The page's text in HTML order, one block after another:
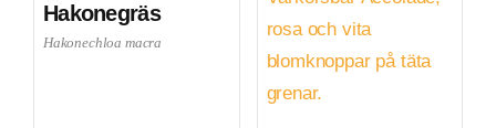
Hakonegräs
Hakonechloa macra